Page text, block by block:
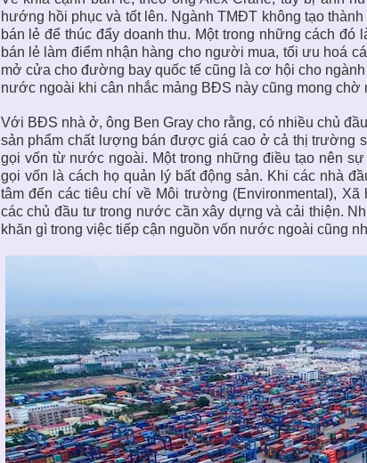
hướng hồi phục và tốt lên. Ngành TMĐT không tạo
bán lẻ để thúc đẩy doanh thu. Một trong những cách
bán lẻ làm điểm nhận hàng cho người mua, tối ưu hoá
mở cửa cho đường bay quốc tế cũng là cơ hội cho
nước ngoài khi cân nhắc mảng BĐS này cũng mong chờ
Với BĐS nhà ở, ông Ben Gray cho rằng, có nhiều chủ
sản phẩm chất lượng bán được giá cao ở cả thị trường
gọi vốn từ nước ngoài. Một trong những điều tạo nên
gọi vốn là cách họ quản lý bất động sản. Khi các nhà
tâm đến các tiêu chí về Môi trường (Environmental),
các chủ đầu tư trong nước cần xây dựng và cải thiện.
khăn gì trong việc tiếp cận nguồn vốn nước ngoài cũng